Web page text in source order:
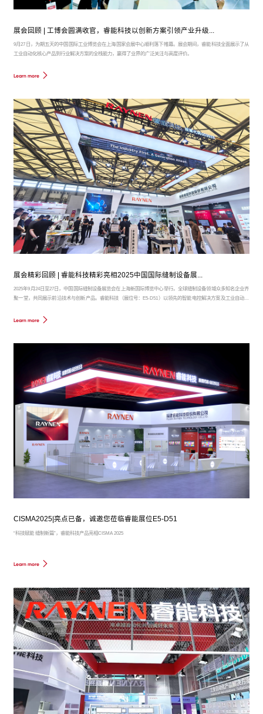
展会回顾 | 工博会圆满收官，睿能科技以创新方案引领产业升级...
9月27日，为期五天的中国国际工业博览会在上海国家会展中心顺利落下帷幕。展会期间，睿能科技全面展示了从
工业自动化核心产品到行业解决方案的全栈能力，赢得了业界的广泛关注与高度评价。
Learn more
展会精彩回顾 | 睿能科技精彩亮相2025中国国际缝制设备展...
2025年9月24日至27日，中国国际缝制设备展览会在上海新国际博览中心举行。全球缝制设备领域众多知名企业齐
聚一堂，共同展示前沿技术与创新产品。睿能科技（展位号：E5-D51）以领先的智能电控解决方案及工业自动化
Learn more
CISMA2025|亮点已备，诚邀您莅临睿能展位E5-D51
“科技赋能 缝制新篇”，睿能科技产品亮相CISMA 2025
Learn more